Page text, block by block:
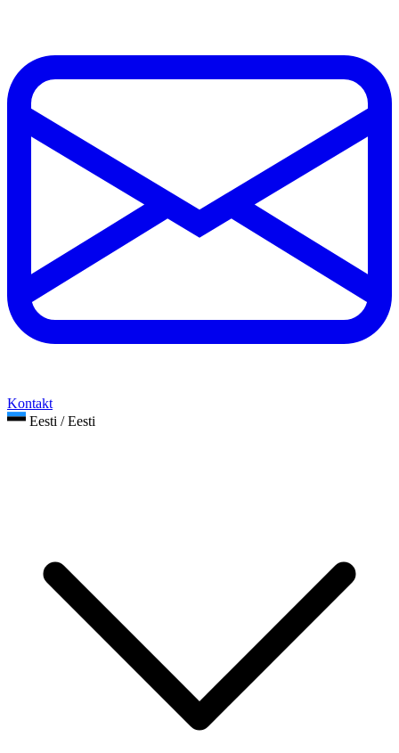
Kontakt
Eesti / Eesti